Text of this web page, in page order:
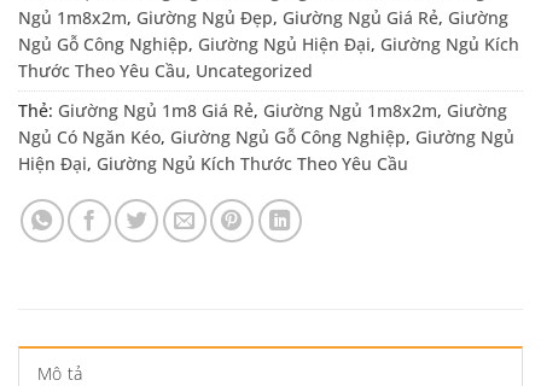
Ngủ 1m8x2m, Giường Ngủ Đẹp, Giường Ngủ Giá Rẻ, Giường
Ngủ Gỗ Công Nghiệp, Giường Ngủ Hiện Đại, Giường Ngủ Kích
Thước Theo Yêu Cầu, Uncategorized
Thẻ: Giường Ngủ 1m8 Giá Rẻ, Giường Ngủ 1m8x2m, Giường
Ngủ Có Ngăn Kéo, Giường Ngủ Gỗ Công Nghiệp, Giường Ngủ
Hiện Đại, Giường Ngủ Kích Thước Theo Yêu Cầu
Mô tả